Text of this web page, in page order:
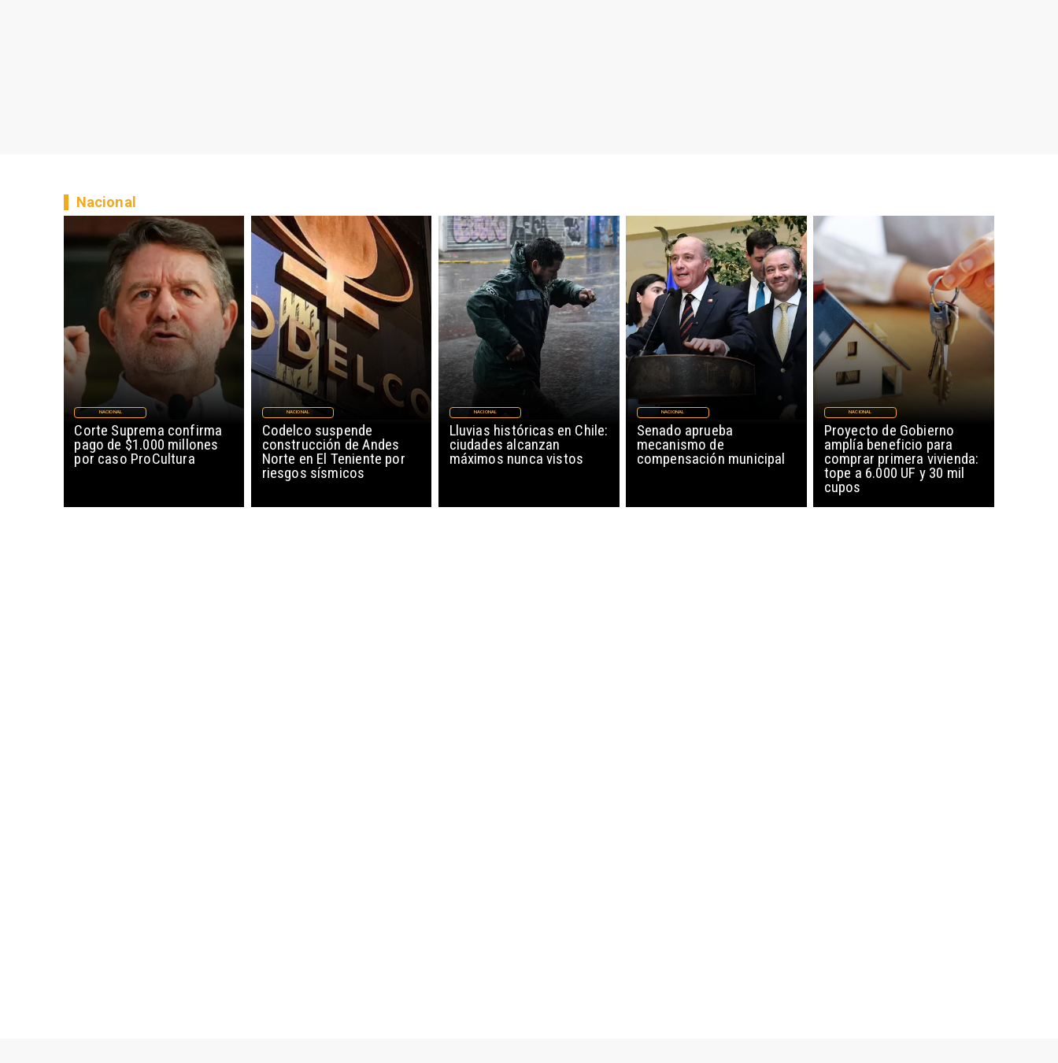
Corte Suprema confirma
pago de $1.000 millones
por caso ProCultura
NACIONAL
Codelco suspende
construcción de Andes
Norte en El Teniente por
riesgos sísmicos
NACIONAL
Lluvias históricas en Chile:
ciudades alcanzan
máximos nunca vistos
NACIONAL
Senado aprueba
mecanismo de
compensación municipal
NACIONAL
Proyecto de Gobierno
amplía beneficio para
comprar primera vivienda:
tope a 6.000 UF y 30 mil
cupos
NACIONAL
Nacional